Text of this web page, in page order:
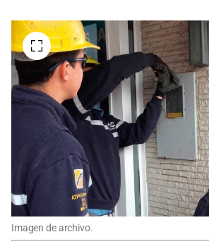
Imagen de archivo.